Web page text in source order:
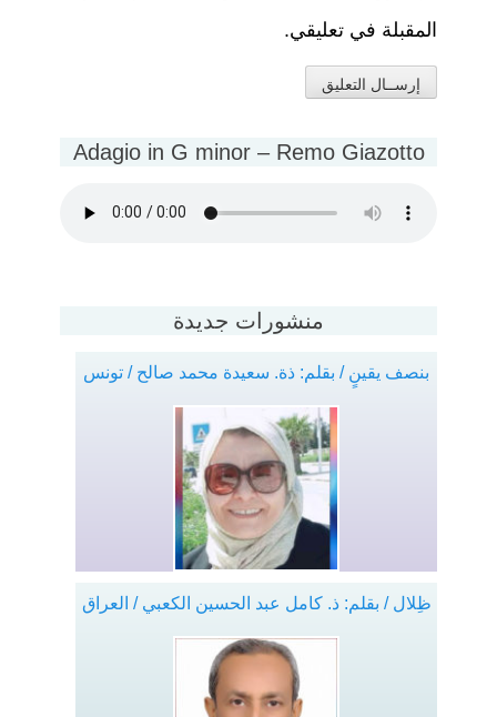
المقبلة في تعليقي.
Adagio in G minor – Remo Giazotto
منشورات جديدة
بنصف يقينٍ / بقلم: ذة. سعيدة محمد صالح / تونس
ظِلال / بقلم: ذ. كامل عبد الحسين الكعبي / العراق